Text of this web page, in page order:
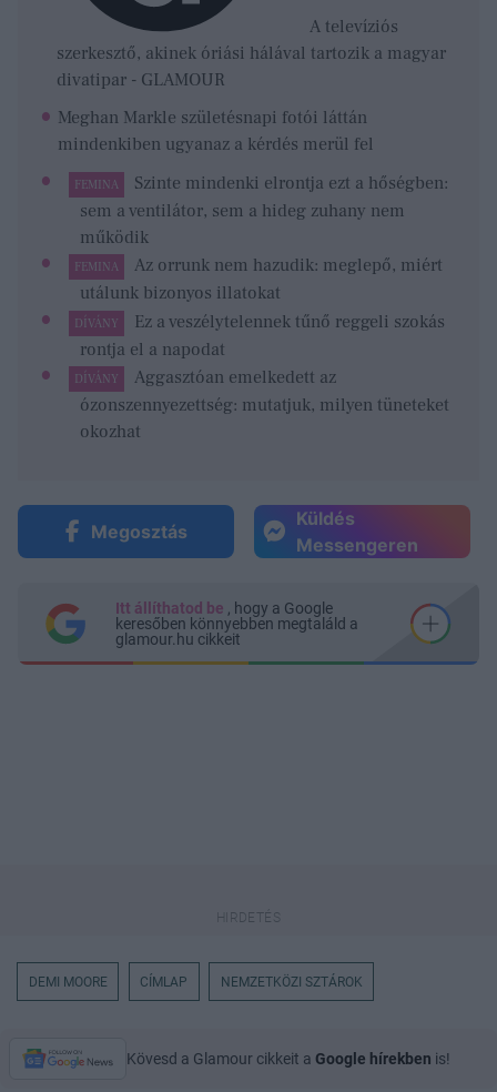
A televíziós
szerkesztő, akinek óriási hálával tartozik a magyar
divatipar - GLAMOUR
Meghan Markle születésnapi fotói láttán
mindenkiben ugyanaz a kérdés merül fel
FEMINA
Szinte mindenki elrontja ezt a hőségben:
sem a ventilátor, sem a hideg zuhany nem
működik
FEMINA
Az orrunk nem hazudik: meglepő, miért
utálunk bizonyos illatokat
DÍVÁNY
Ez a veszélytelennek tűnő reggeli szokás
rontja el a napodat
DÍVÁNY
Aggasztóan emelkedett az
ózonszennyezettség: mutatjuk, milyen tüneteket
okozhat
Megosztás
Küldés
Messengeren
Itt állíthatod be , hogy a Google
keresőben könnyebben megtaláld a
glamour.hu cikkeit
DEMI MOORE CÍMLAP NEMZETKÖZI SZTÁROK
Kövesd a Glamour cikkeit a Google hírekben is!